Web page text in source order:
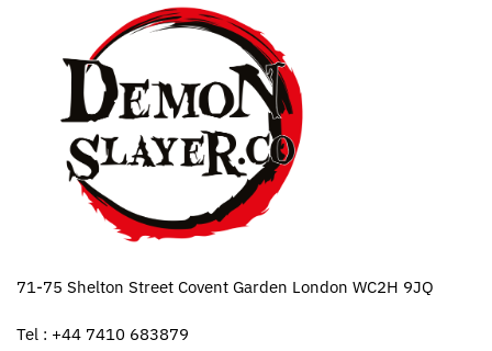
71-75 Shelton Street Covent Garden London WC2H 9JQ
Tel : +44 7410 683879